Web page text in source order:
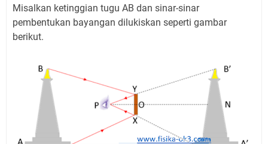
Misalkan ketinggian tugu AB dan sinar-sinar
pembentukan bayangan dilukiskan seperti gambar
berikut.